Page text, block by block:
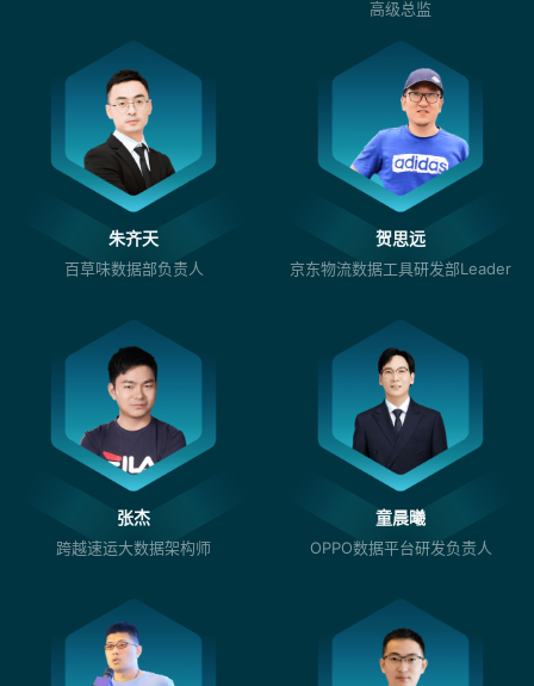
高级总监
朱齐天
百草味数据部负责人
贺思远
京东物流数据工具研发部Leader
张杰
跨越速运大数据架构师
童晨曦
OPPO数据平台研发负责人